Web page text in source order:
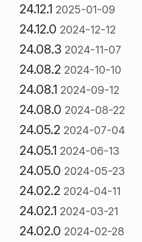
24.12.1 2025-01-09
24.12.0 2024-12-12
24.08.3 2024-11-07
24.08.2 2024-10-10
24.08.1 2024-09-12
24.08.0 2024-08-22
24.05.2 2024-07-04
24.05.1 2024-06-13
24.05.0 2024-05-23
24.02.2 2024-04-11
24.02.1 2024-03-21
24.02.0 2024-02-28